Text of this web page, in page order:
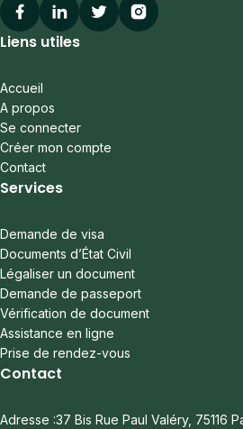
Facebook
LinkedinTwitterInstagram
Liens utiles
Accueil
A propos
Se connecter
Créer mon compte
Contact
Services
Demande de visa
Documents d’État Civil
Légaliser un document
Demande de passeport
Vérification de document
Assistance en ligne
Prise de rendez-vous
Contact
Adresse :37 Bis Rue Paul Valéry, 75116